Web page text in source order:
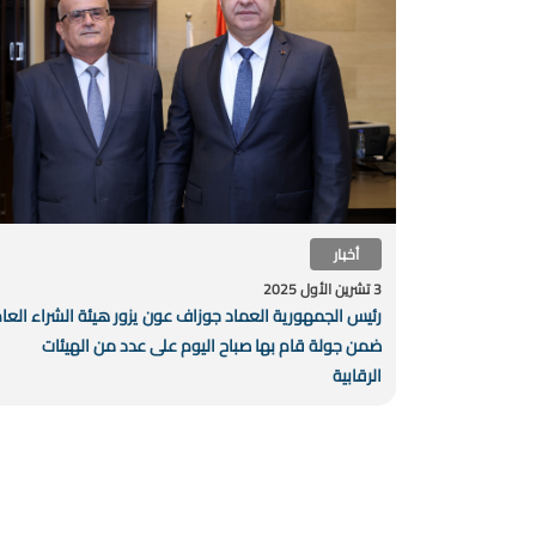
أخبار
3 تشرين الأول 2025
رئيس الجمهورية العماد جوزاف عون يزور هيئة الشراء
ضمن جولة قام بها صباح اليوم على عدد من الهيئات
الرقابية